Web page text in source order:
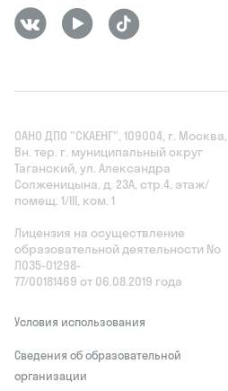
ОАНО ДПО "СКАЕНГ", 109004, г. Москва,
Вн. тер. г. муниципальный округ
Таганский, ул. Александра
Солженицына, д. 23А, стр.4, этаж/
помещ. 1/III, ком. 1
Лицензия на осуществление
образовательной деятельности No
Л035‑01298-
77/00181469 от 06.08.2019 года
Условия использования
Сведения об образовательной
организации